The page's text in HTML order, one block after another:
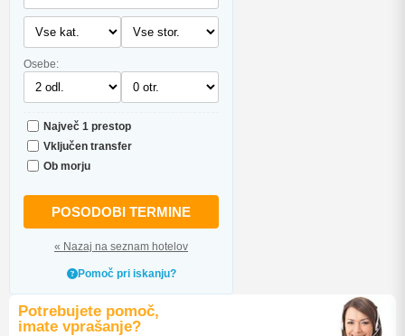
Osebe:
Največ 1 prestop
Vključen transfer
Ob morju
POSODOBI TERMINE
« Nazaj na seznam hotelov
Pomoč pri iskanju?
Potrebujete pomoč,
imate vprašanje?